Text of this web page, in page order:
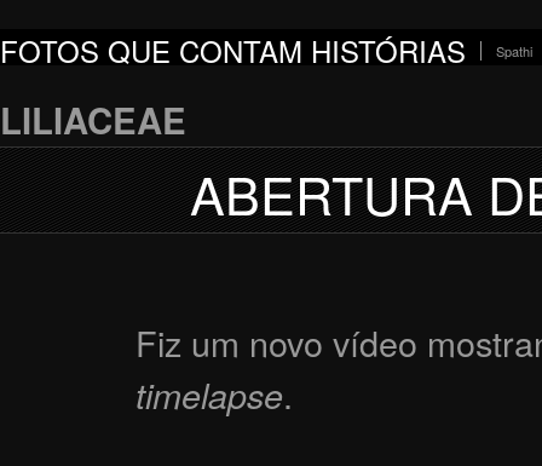
FOTOS QUE CONTAM HISTÓRIAS Spathi
LILIACEAE
ABERTURA
Fiz um novo vídeo
timelapse.